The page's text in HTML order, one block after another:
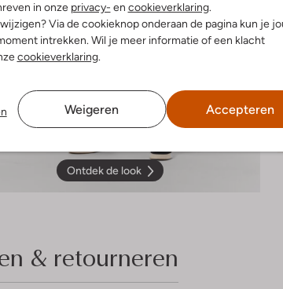
in onze privacy- en cookieverklaring.
Via de cookieknop onderaan de pagina kun je
intrekken. Wil je meer informatie of een klacht
cookieverklaring.
Weigeren Accepteren
Ontdek de look
& retourneren